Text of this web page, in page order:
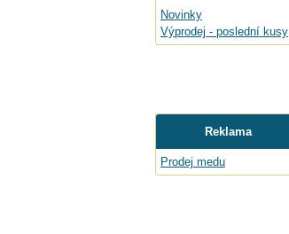
Novinky
Výprodej - poslední kusy
Reklama
Prodej medu